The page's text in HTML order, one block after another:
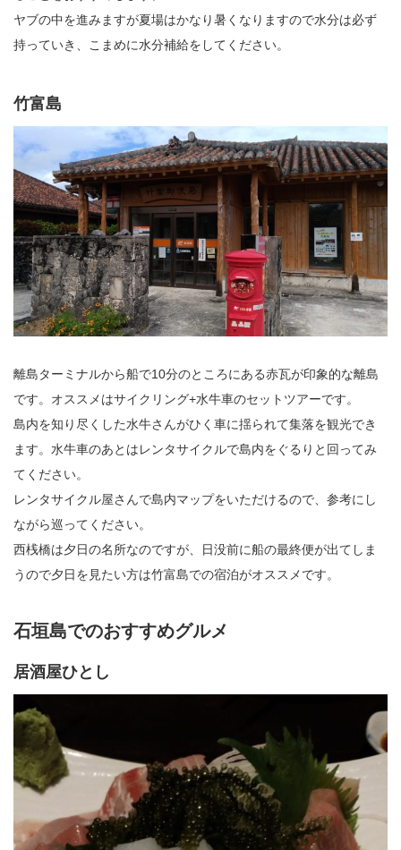
ヤブの中を進みますが夏場はかなり暑くなりますので水分は必ず
持っていき、こまめに水分補給をしてください。
竹富島
離島ターミナルから船で10分のところにある赤瓦が印象的な離島
です。オススメはサイクリング+水牛車のセットツアーです。
島内を知り尽くした水牛さんがひく車に揺られて集落を観光でき
ます。水牛車のあとはレンタサイクルで島内をぐるりと回ってみ
てください。
レンタサイクル屋さんで島内マップをいただけるので、参考にし
ながら巡ってください。
西桟橋は夕日の名所なのですが、日没前に船の最終便が出てしま
うので夕日を見たい方は竹富島での宿泊がオススメです。
石垣島でのおすすめグルメ
居酒屋ひとし